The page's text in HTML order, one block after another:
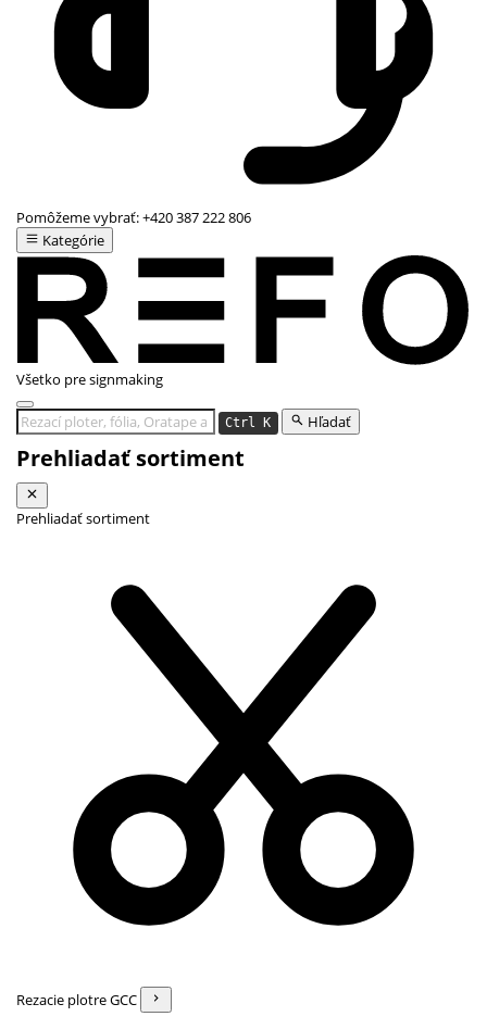
Pomôžeme vybrať:+420 387 222 806
Kategórie
Všetko pre signmaking
Ctrl K Hľadať
Prehliadať sortiment
Prehliadať sortiment
Rezacie plotre GCC